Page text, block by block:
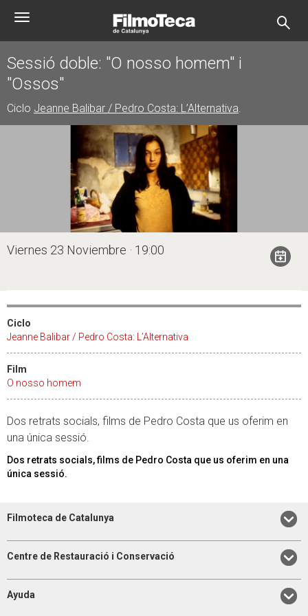
Toggle
Sessió doble: "O nosso homem" i
"Ossos"
Ciclo Jeanne Balibar / Pedro Costa: L’Alternativa.
Viernes 23 Noviembre · 19:00
Ciclo
Jeanne Balibar / Pedro Costa: L’Alternativa
Film
O nosso homem
Dos retrats socials, films de Pedro Costa que us oferim en
una única sessió.
Dos retrats socials, films de Pedro Costa que us oferim en una
única sessió.
Filmoteca de Catalunya
Centre de Restauració i Conservació
Ayuda